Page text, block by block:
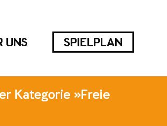
UNS SPIELPLAN
Kategorie »Freie